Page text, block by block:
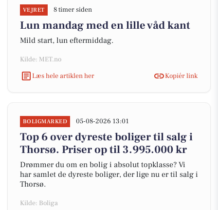
VEJRET 8 timer siden
Lun mandag med en lille våd kant
Mild start, lun eftermiddag.
Kilde: MET.no
Læs hele artiklen her
Kopiér link
BOLIGMARKED 05-08-2026 13:01
Top 6 over dyreste boliger til salg i
Thorsø. Priser op til 3.995.000 kr
Drømmer du om en bolig i absolut topklasse? Vi
har samlet de dyreste boliger, der lige nu er til salg i
Thorsø.
Kilde: Boliga